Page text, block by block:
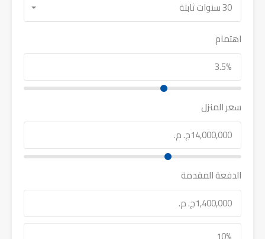
30 سنوات ثابتة
اهتمام
سعر المنزل
الدفعة المقدمة